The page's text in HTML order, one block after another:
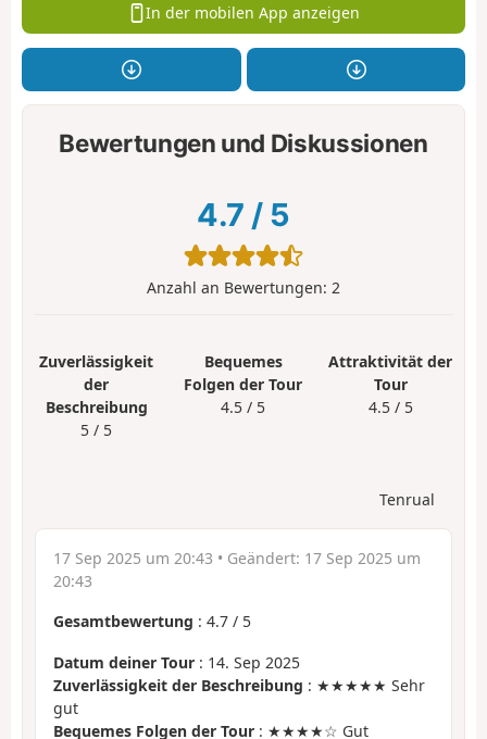
In der mobilen App anzeigen
Bewertungen und Diskussionen
4.7 / 5
Anzahl an Bewertungen: 2
Zuverlässigkeit
der
Beschreibung
5 / 5
Bequemes
Folgen der Tour
4.5 / 5
Attraktivität der
Tour
4.5 / 5
Tenrual
17 Sep 2025 um 20:43 • Geändert: 17 Sep 2025 um
20:43
Gesamtbewertung : 4.7 / 5
Datum deiner Tour : 14. Sep 2025
Zuverlässigkeit der Beschreibung : ★★★★★ Sehr
gut
Bequemes Folgen der Tour : ★★★★☆ Gut